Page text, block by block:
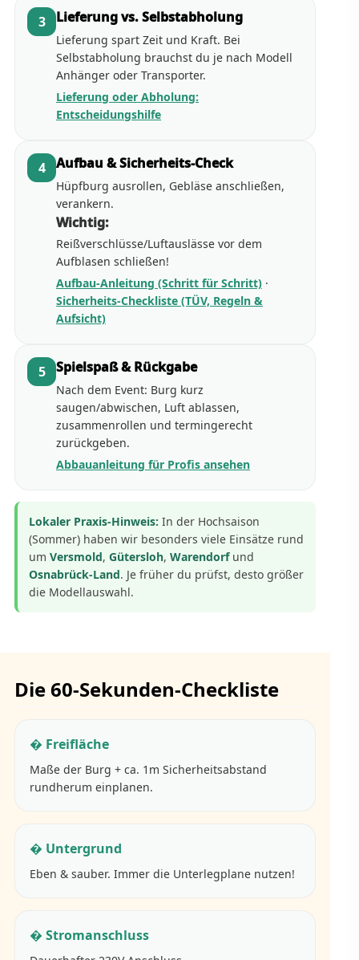
3 Lieferung vs. Selbstabholung
Lieferung spart Zeit und Kraft. Bei
Selbstabholung brauchst du je nach Modell
Anhänger oder Transporter.
Lieferung oder Abholung:
Entscheidungshilfe
4 Aufbau & Sicherheits-Check
Hüpfburg ausrollen, Gebläse anschließen,
verankern.
Wichtig:
Reißverschlüsse/Luftauslässe vor dem
Aufblasen schließen!
Aufbau-Anleitung (Schritt für Schritt) ·
Sicherheits-Checkliste (TÜV, Regeln &
Aufsicht)
5 Spielspaß & Rückgabe
Nach dem Event: Burg kurz
saugen/abwischen, Luft ablassen,
zusammenrollen und termingerecht
zurückgeben.
Abbauanleitung für Profis ansehen
Lokaler Praxis-Hinweis: In der Hochsaison
(Sommer) haben wir besonders viele Einsätze rund
um Versmold, Gütersloh, Warendorfund
Osnabrück-Land. Je früher du prüfst, desto größer
die Modellauswahl.
Die 60-Sekunden-Checkliste
� Freifläche
Maße der Burg + ca. 1m Sicherheitsabstand
rundherum einplanen.
� Untergrund
Eben & sauber. Immer die Unterlegplane nutzen!
� Stromanschluss